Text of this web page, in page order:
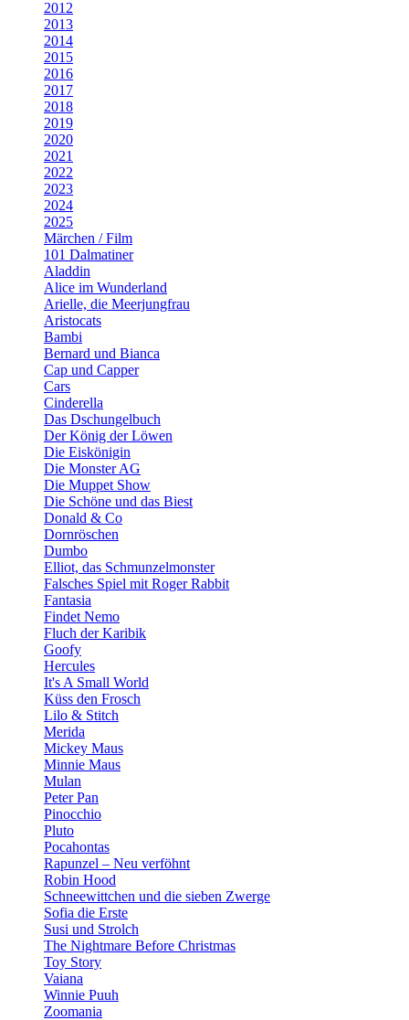
2012
2013
2014
2015
2016
2017
2018
2019
2020
2021
2022
2023
2024
2025
Märchen / Film
101 Dalmatiner
Aladdin
Alice im Wunderland
Arielle, die Meerjungfrau
Aristocats
Bambi
Bernard und Bianca
Cap und Capper
Cars
Cinderella
Das Dschungelbuch
Der König der Löwen
Die Eiskönigin
Die Monster AG
Die Muppet Show
Die Schöne und das Biest
Donald & Co
Dornröschen
Dumbo
Elliot, das Schmunzelmonster
Falsches Spiel mit Roger Rabbit
Fantasia
Findet Nemo
Fluch der Karibik
Goofy
Hercules
It's A Small World
Küss den Frosch
Lilo & Stitch
Merida
Mickey Maus
Minnie Maus
Mulan
Peter Pan
Pinocchio
Pluto
Pocahontas
Rapunzel – Neu verföhnt
Robin Hood
Schneewittchen und die sieben Zwerge
Sofia die Erste
Susi und Strolch
The Nightmare Before Christmas
Toy Story
Vaiana
Winnie Puuh
Zoomania